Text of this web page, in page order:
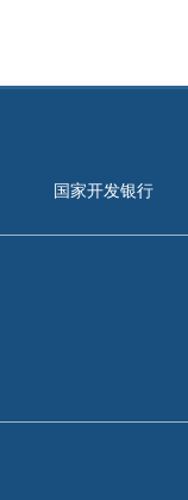
国家开发银行